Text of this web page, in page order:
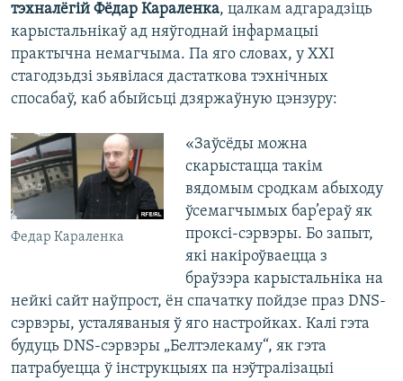
тэхналёгій Фёдар Караленка, цалкам адгарадзіць
карыстальнікаў ад няўгоднай інфармацыі
практычна немагчыма. Па яго словах, у ХХІ
стагодзьдзі зьявілася дастаткова тэхнічных
спосабаў, каб абыйсьці дзяржаўную цэнзуру:
Федар Караленка
«Заўсёды можна
скарыстацца такім
вядомым сродкам абыходу
ўсемагчымых бар’ераў як
проксі-сэрвэры. Бо запыт,
які накіроўваецца з
браўзэра карыстальніка на
нейкі сайт наўпрост, ён спачатку пойдзе праз DNS-
сэрвэры, усталяваныя ў яго настройках. Калі гэта
будуць DNS-сэрвэры „Белтэлекаму“, як гэта
патрабуецца ў інструкцыях па нэўтралізацыі